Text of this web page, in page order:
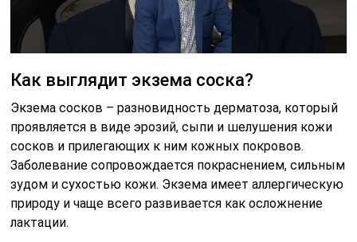
Как выглядит экзема соска?
Экзема сосков – разновидность дерматоза, который
проявляется в виде эрозий, сыпи и шелушения кожи
сосков и прилегающих к ним кожных покровов.
Заболевание сопровождается покраснением, сильным
зудом и сухостью кожи. Экзема имеет аллергическую
природу и чаще всего развивается как осложнение
лактации.